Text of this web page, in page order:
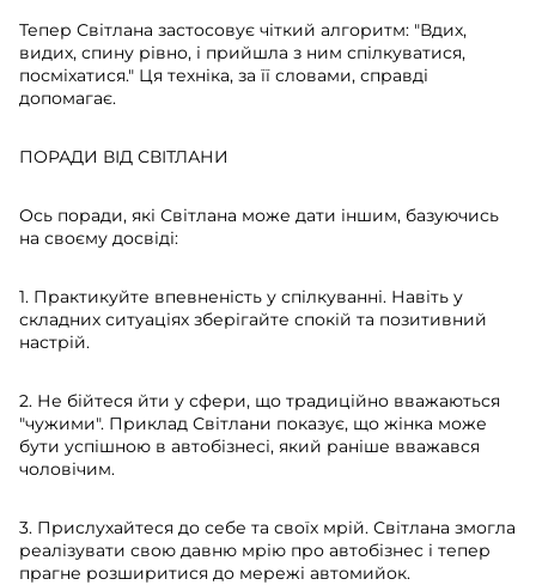
Тепер Світлана застосовує чіткий алгоритм: "Вдих,
видих, спину рівно, і прийшла з ним спілкуватися,
посміхатися." Ця техніка, за її словами, справді
допомагає.
ПОРАДИ ВІД СВІТЛАНИ
Ось поради, які Світлана може дати іншим, базуючись
на своєму досвіді:
1. Практикуйте впевненість у спілкуванні. Навіть у
складних ситуаціях зберігайте спокій та позитивний
настрій.
2. Не бійтеся йти у сфери, що традиційно вважаються
"чужими". Приклад Світлани показує, що жінка може
бути успішною в автобізнесі, який раніше вважався
чоловічим.
3. Прислухайтеся до себе та своїх мрій. Світлана змогла
реалізувати свою давню мрію про автобізнес і тепер
прагне розширитися до мережі автомийок.